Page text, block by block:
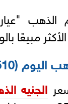
مبيعًا
(6510 جنيهًا)
الجنيه